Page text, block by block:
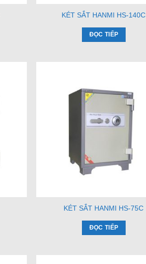
KÉT SẮT HANMI HS-140C
ĐỌC TIẾP
KÉT SẮT HANMI HS-75C
ĐỌC TIẾP